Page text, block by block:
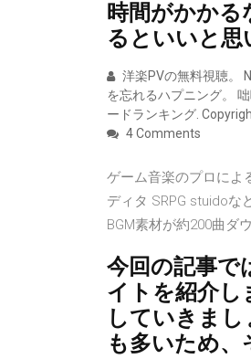
時間がかかる
るといいと思
洋楽PVの無料視聴。
を忘れるハプニング。
ードランキング.
4 Comments
ゲーム音楽のプロによ
ディタ SRPG stuidoな
BGM素材が約200曲ダ
今回の記事で
イトを紹介し
していきま
も多いため、